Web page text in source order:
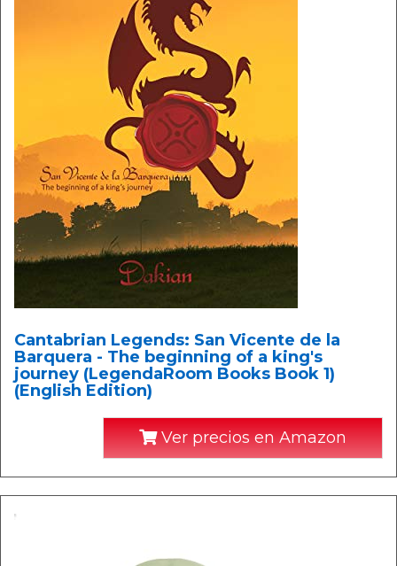
Cantabrian Legends: San Vicente de la
Barquera - The beginning of a king's
journey (LegendaRoom Books Book 1)
(English Edition)
Ver precios en Amazon